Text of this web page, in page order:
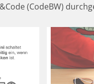
(CodeBW)